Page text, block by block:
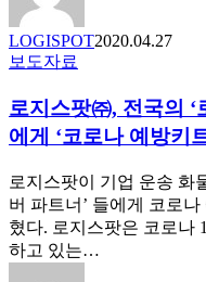
환
을
통
한
공
급
개
선
방
안
트
로
감
의
마
을
전
합
니
LOGISPOT2020.04.27
로
스
팟
㈜,
전
국
의
‘로
지
보도자료
로지스팟㈜, 전국의
에게 ‘코로나 예방키
로지스팟이 기업 운송 화
버 파트너’ 들에게 코로
혔다. 로지스팟은 코로나
하고 있는…